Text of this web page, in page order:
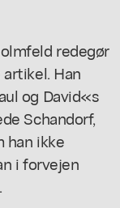
redegør
Han
og David«s
Schandorf,
han ikke
i forvejen